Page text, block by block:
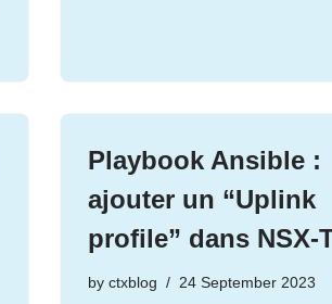
Playbook Ansible :
ajouter un “Uplink
profile” dans NSX-
by ctxblog 24 September 2023